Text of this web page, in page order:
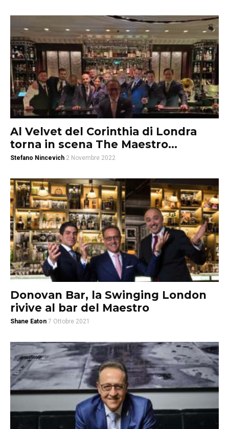
Al Velvet del Corinthia di Londra
torna in scena The Maestro...
Stefano Nincevich 2 Novembre 2022
Donovan Bar, la Swinging London
rivive al bar del Maestro
Shane Eaton 7 Ottobre 2021